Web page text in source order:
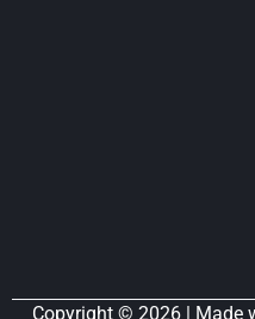
Copyright © 2026 | Made